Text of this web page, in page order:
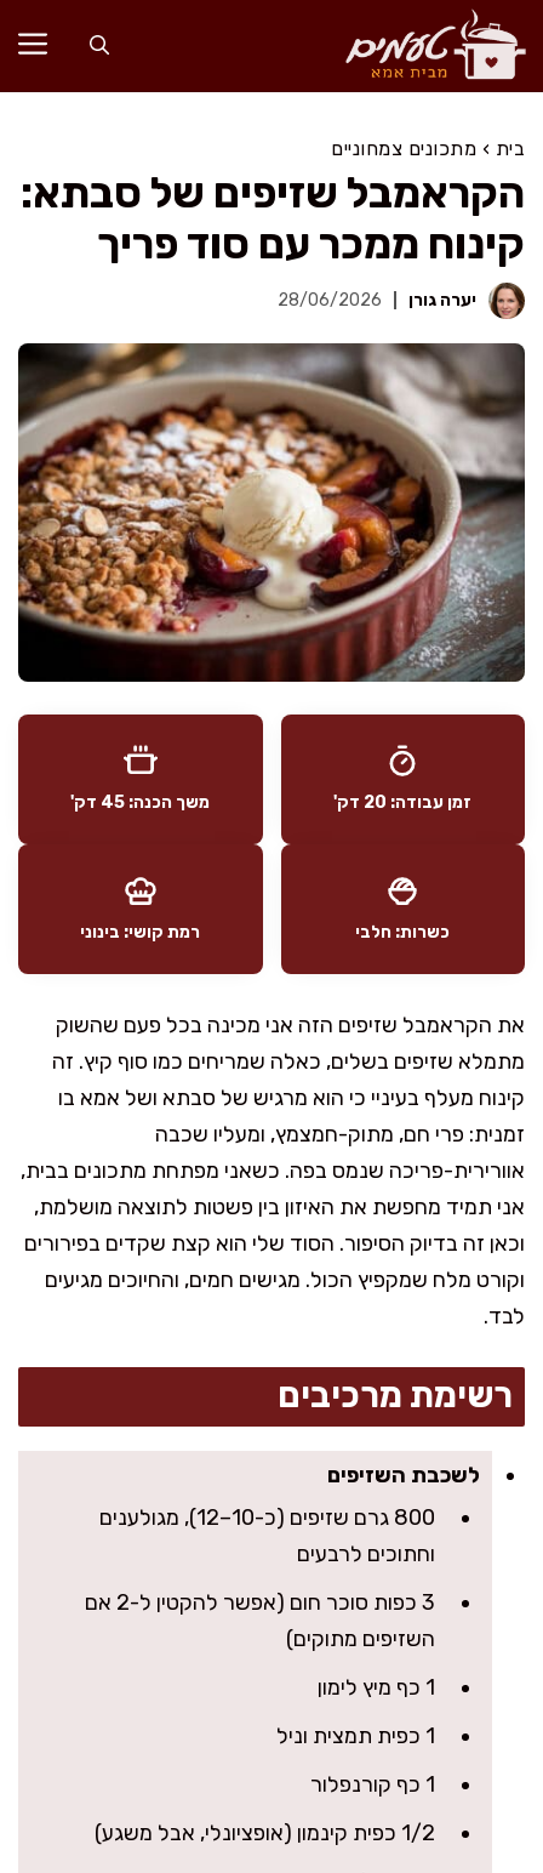
לדלג
לתוכן
בית › מתכונים צמחוניים
הקראמבל שזיפים של סבתא:
קינוח ממכר עם סוד פריך
יערה גורן 28/06/2026
זמן עבודה: 20 דק' משך הכנה: 45 דק'
כשרות: חלבי רמת קושי: בינוני
את הקראמבל שזיפים הזה אני מכינה בכל פעם שהשוק
מתמלא שזיפים בשלים, כאלה שמריחים כמו סוף קיץ. זה
קינוח מעלף בעיניי כי הוא מרגיש של סבתא ושל אמא בו
זמנית: פרי חם, מתוק-חמצמץ, ומעליו שכבה
אוורירית-פריכה שנמס בפה. כשאני מפתחת מתכונים בבית,
אני תמיד מחפשת את האיזון בין פשטות לתוצאה מושלמת,
וכאן זה בדיוק הסיפור. הסוד שלי הוא קצת שקדים בפירורים
וקורט מלח שמקפיץ הכול. מגישים חמים, והחיוכים מגיעים
לבד.
רשימת מרכיבים
לשכבת השזיפים
800 גרם שזיפים (כ-10–12), מגולענים
וחתוכים לרבעים
3 כפות סוכר חום (אפשר להקטין ל-2 אם
השזיפים מתוקים)
1 כף מיץ לימון
1 כפית תמצית וניל
1 כף קורנפלור
1/2 כפית קינמון (אופציונלי, אבל משגע)